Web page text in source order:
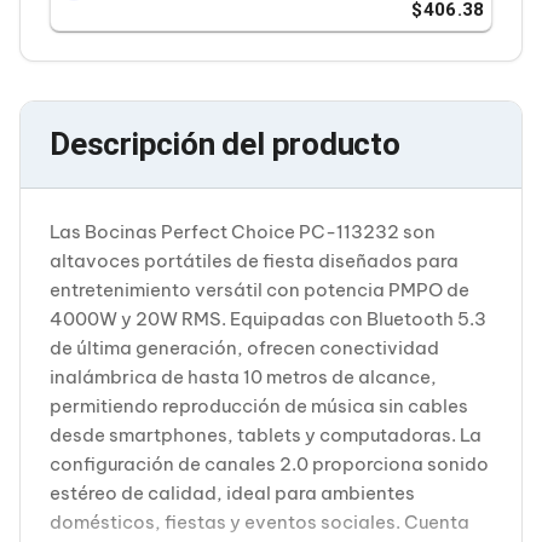
Cableado Estructurado para Servidores
Cables KVM
Fuentes de Poder
Soportes y Paneles
Sistemas Operativos para Servidores
Servidores
Discos Duros / SSD / NAS
Accesorios para Discos Duros
Gabinetes de Discos Duros
Discos Duros Externos
Discos Duros para NAS
Discos Duros para Videovigilancia
Discos Duros para Servidores
Accesorios para SSD
Gabinetes para SSD
Almacenamiento MSA
Discos Duros Internos para PC
Discos Duros Internos para Laptop
Monitores
406.38
Descripción del producto
Las Bocinas Perfect Choice PC-113232 son
altavoces portátiles de fiesta diseñados para
entretenimiento versátil con potencia PMPO de
4000W y 20W RMS. Equipadas con Bluetooth 5.3
de última generación, ofrecen conectividad
inalámbrica de hasta 10 metros de alcance,
permitiendo reproducción de música sin cables
desde smartphones, tablets y computadoras. La
configuración de canales 2.0 proporciona sonido
estéreo de calidad, ideal para ambientes
domésticos, fiestas y eventos sociales. Cuenta